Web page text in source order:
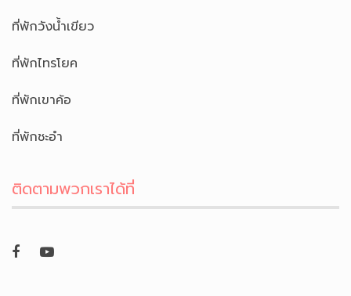
ที่พักวังน้ำเขียว
ที่พักไทรโยค
ที่พักเขาค้อ
ที่พักชะอำ
ติดตามพวกเราได้ที่